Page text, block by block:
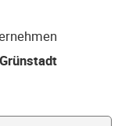
Grünstadt